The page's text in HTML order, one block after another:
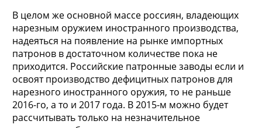
В целом же основной массе россиян, владеющих
нарезным оружием иностранного производства,
надеяться на появление на рынке импортных
патронов в достаточном количестве пока не
приходится. Российские патронные заводы если и
освоят производство дефицитных патронов для
нарезного иностранного оружия, то не раньше
2016-го, а то и 2017 года. В 2015-м можно будет
рассчитывать только на незначительное